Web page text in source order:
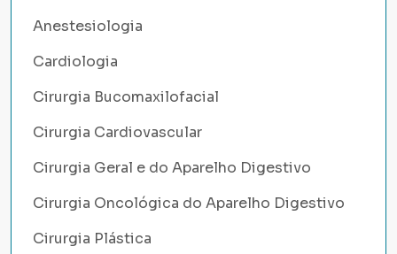
Anestesiologia
Cardiologia
Cirurgia Bucomaxilofacial
Cirurgia Cardiovascular
Cirurgia Geral e do Aparelho Digestivo
Cirurgia Oncológica do Aparelho Digestivo
Cirurgia Plástica